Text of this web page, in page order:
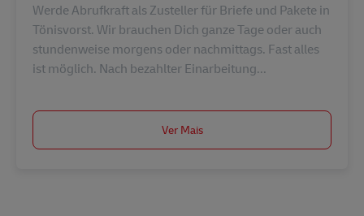
Werde Abrufkraft als Zusteller für Briefe und Pakete in
Tönisvorst. Wir brauchen Dich ganze Tage oder auch
stundenweise morgens oder nachmittags. Fast alles
ist möglich. Nach bezahlter Einarbeitung...
Ver Mais